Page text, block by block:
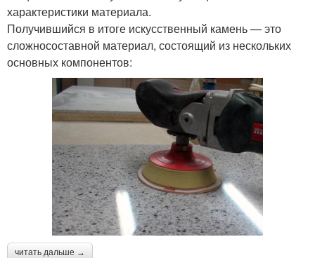
характеристики материала.
Получившийся в итоге искусственный камень — это
сложносоставной материал, состоящий из нескольких
основных компонентов:
читать дальше →